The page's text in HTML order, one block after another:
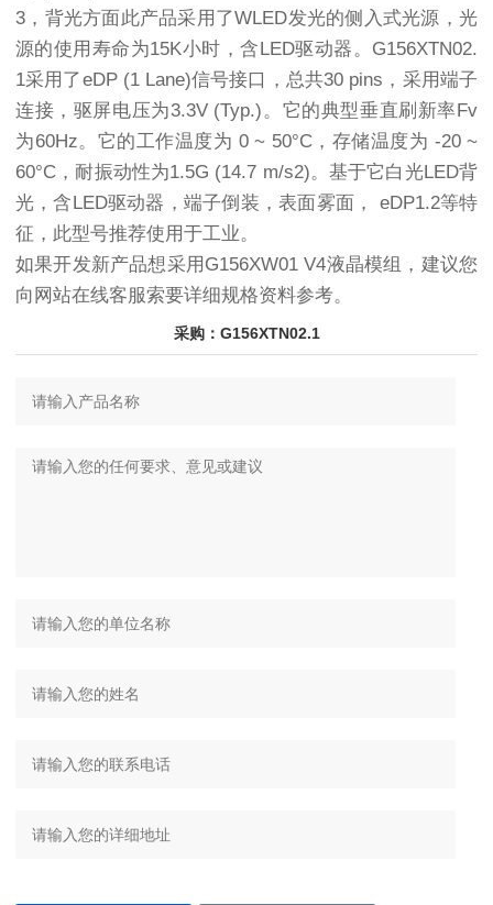
3，背光方面此产品采用了WLED发光的侧入式光源，光
源的使用寿命为15K小时，含LED驱动器。G156XTN02.
1采用了eDP (1 Lane)信号接口，总共30 pins，采用端子
连接，驱屏电压为3.3V (Typ.)。它的典型垂直刷新率Fv
为60Hz。它的工作温度为 0 ~ 50°C，存储温度为 -20 ~
60°C，耐振动性为1.5G (14.7 m/s2)。基于它白光LED背
光，含LED驱动器，端子倒装，表面雾面， eDP1.2等特
征，此型号推荐使用于工业。
如果开发新产品想采用G156XW01 V4液晶模组，建议您
向网站在线客服索要详细规格资料参考。
采购：G156XTN02.1